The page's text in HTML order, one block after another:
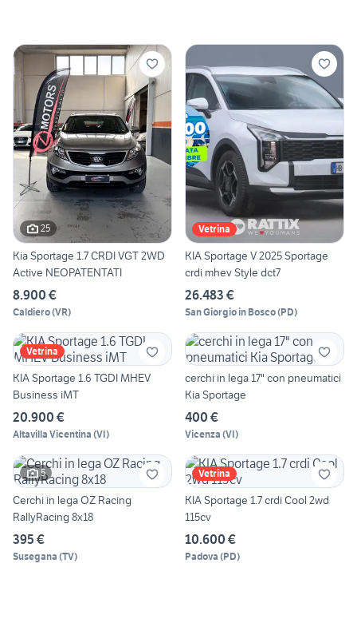
25
Kia Sportage 1.7 CRDI VGT 2WD
Active NEOPATENTATI
8.900 €
Caldiero(VR)
Vetrina
KIA Sportage V 2025 Sportage
crdi mhev Style dct7
26.483 €
San Giorgio in Bosco(PD)
Vetrina
KIA Sportage 1.6 TGDI MHEV
Business iMT
20.900 €
Altavilla Vicentina (VI)
cerchi in lega 17" con pneumatici
Kia Sportage
400 €
Vicenza (VI)
5
Cerchi in lega OZ Racing
RallyRacing 8x18
395 €
Susegana (TV)
Vetrina
KIA Sportage 1.7 crdi Cool 2wd
115cv
10.600 €
Padova (PD)